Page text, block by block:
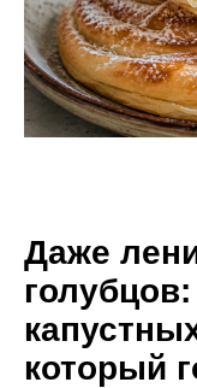
Даже
который